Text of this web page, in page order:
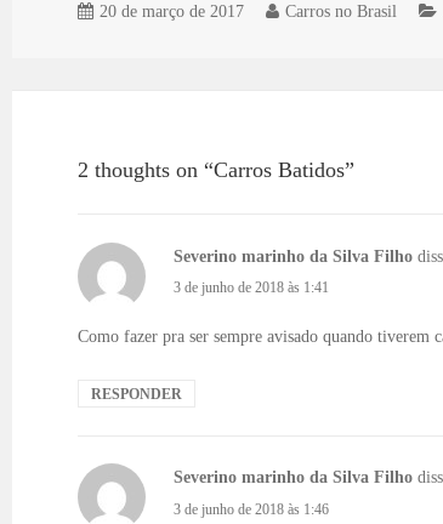
20 de março de 2017 Carros no Brasil
2 thoughts on “Carros Batidos”
Severino marinho da Silva Filho
3 de junho de 2018 às 1:41
Como fazer pra ser sempre avisado quando tiverem
RESPONDER
Severino marinho da Silva Filho
3 de junho de 2018 às 1:46